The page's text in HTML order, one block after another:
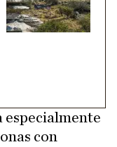
especialmente
con